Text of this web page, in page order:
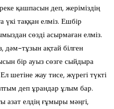
қашпасын деп, жеріміздің
үкі таққан елміз. Ешбір
сөзді асырмаған елміз.
дәм-тұзын ақтай білген
бір ауыз сөзге сыйдыра
шетіне жау тисе, жүрегі түкті
деп ұрандар ұлым бар.
азат елдің ғұмыры мәңгі,